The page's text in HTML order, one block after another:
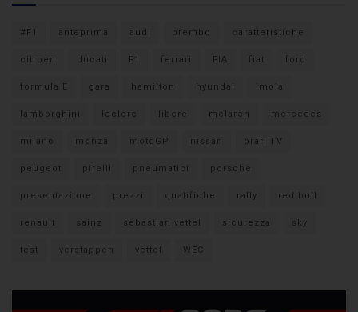
#F1 anteprima audi brembo caratteristiche
citroen ducati F1 ferrari FIA fiat ford
formula E gara hamilton hyundai imola
lamborghini leclerc libere mclaren mercedes
milano monza motoGP nissan orari TV
peugeot pirelli pneumatici porsche
presentazione prezzi qualifiche rally red bull
renault sainz sebastian vettel sicurezza sky
test verstappen vettel WEC